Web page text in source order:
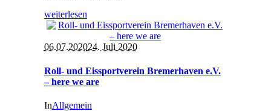
weiterlesen
06.07.202024. Juli 2020
Roll- und Eissportverein Bremerhaven e.V.
– here we are
InAllgemein